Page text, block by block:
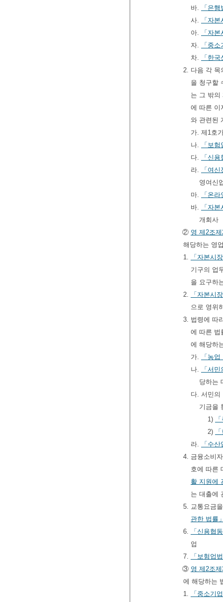
바.
「은
사.
「자
아.
「자
자.
「중
차.
「한
2. 다음 각 목
을 청구할
는 그 밖의
에 따른 이
와 관련된
가. 제1호
나.
「보
다.
「신
라.
「여
영여신
마.
「온
바.
「자
개회사
② 영 제2조
해당하는 영
1.
「자본시
기구의 업
을 요구하
2.
「자본시
으로 영위
3. 법령에 따
에 따른 법
에 해당하
가.
「농
나.
「서
당하는
다. 서민
기금을
1)
2)
라.
「수
4. 금융소비
호에 따른
활 지원에
는 대출에
5. 교통요금
관한 법률
6.
「신용협
업
7.
「보험업
③ 영 제2조
에 해당하는
1.
「중소기